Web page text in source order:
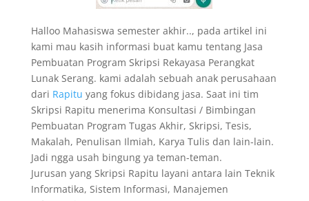
Halloo Mahasiswa semester akhir.., pada artikel ini
kami mau kasih informasi buat kamu tentang Jasa
Pembuatan Program Skripsi Rekayasa Perangkat
Lunak Serang. kami adalah sebuah anak perusahaan
dari Rapitu yang fokus dibidang jasa. Saat ini tim
Skripsi Rapitu menerima Konsultasi / Bimbingan
Pembuatan Program Tugas Akhir, Skripsi, Tesis,
Makalah, Penulisan Ilmiah, Karya Tulis dan lain-lain.
Jadi ngga usah bingung ya teman-teman.
Jurusan yang Skripsi Rapitu layani antara lain Teknik
Informatika, Sistem Informasi, Manajemen